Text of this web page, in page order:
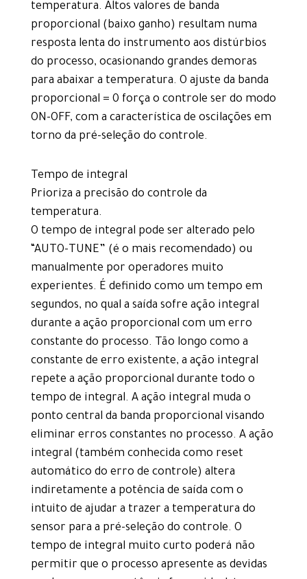
temperatura. Altos valores de banda
proporcional (baixo ganho) resultam numa
resposta lenta do instrumento aos distúrbios
do processo, ocasionando grandes demoras
para abaixar a temperatura. O ajuste da banda
proporcional = 0 força o controle ser do modo
ON-OFF, com a característica de oscilações em
torno da pré-seleção do controle.
Tempo de integral
Prioriza a precisão do controle da
temperatura.
O tempo de integral pode ser alterado pelo
“AUTO-TUNE” (é o mais recomendado) ou
manualmente por operadores muito
experientes. É definido como um tempo em
segundos, no qual a saída sofre ação integral
durante a ação proporcional com um erro
constante do processo. Tão longo como a
constante de erro existente, a ação integral
repete a ação proporcional durante todo o
tempo de integral. A ação integral muda o
ponto central da banda proporcional visando
eliminar erros constantes no processo. A ação
integral (também conhecida como reset
automático do erro de controle) altera
indiretamente a potência de saída com o
intuito de ajudar a trazer a temperatura do
sensor para a pré-seleção do controle. O
tempo de integral muito curto poderá não
permitir que o processo apresente as devidas